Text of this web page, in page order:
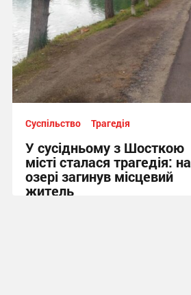
Суспільство Трагедія
У сусідньому з Шосткою
місті сталася трагедія: на
озері загинув місцевий
житель